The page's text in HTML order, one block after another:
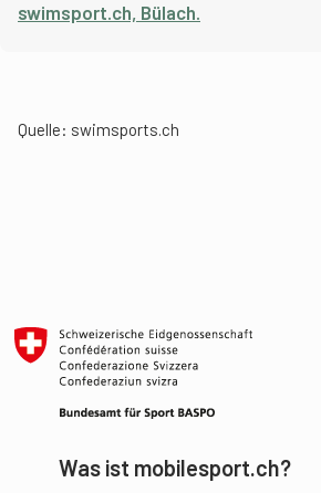
swimsport.ch, Bülach.
Quelle: swimsports.ch
Was ist mobilesport.ch?